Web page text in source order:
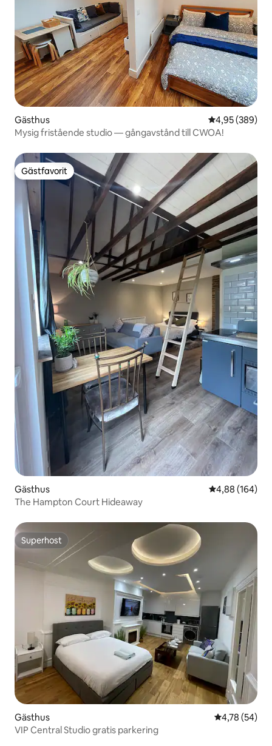
Gästhus 4,95 av 5 i
4,95 (389)
Mysig fristående studio — gångavstånd till CWOA!
Gästfavorit
Gästfavorit
Gästhus 4,88 av 5 i
4,88 (164)
The Hampton Court Hideaway
Superhost
Superhost
Gästhus 4,78 av 5 i
4,78 (54)
VIP Central Studio gratis parkering